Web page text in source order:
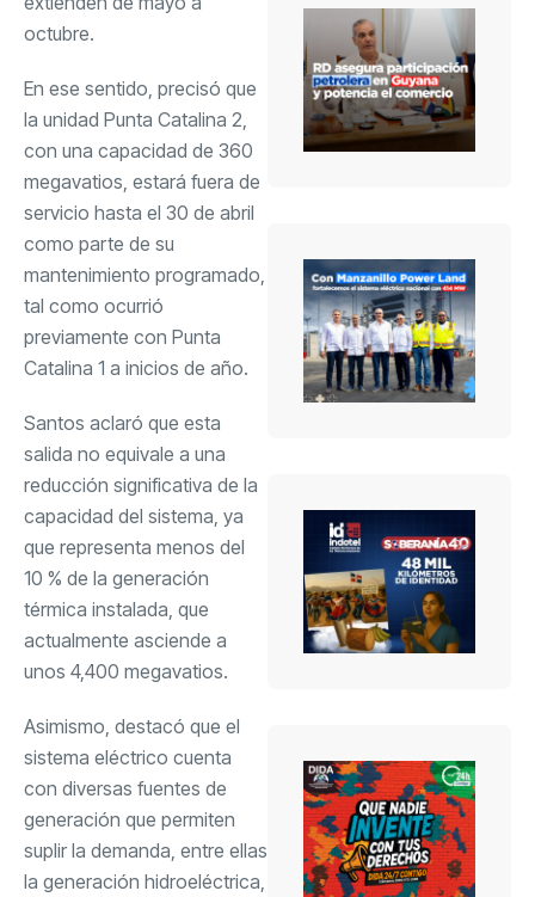
octubre.
En ese sentido, precisó que
la unidad Punta Catalina 2,
con una capacidad de 360
megavatios, estará fuera de
servicio hasta el 30 de abril
como parte de su
mantenimiento programado,
tal como ocurrió
previamente con Punta
Catalina 1 a inicios de año.
Santos aclaró que esta
salida no equivale a una
reducción significativa de la
capacidad del sistema, ya
que representa menos del
10 % de la generación
térmica instalada, que
actualmente asciende a
unos 4,400 megavatios.
Asimismo, destacó que el
sistema eléctrico cuenta
con diversas fuentes de
generación que permiten
suplir la demanda, entre ellas
la generación hidroeléctrica,